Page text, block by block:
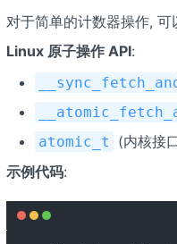
对于简单的计数器操作,
Linux 原子操作 API:
atomic_t
(内核接
示例代码: